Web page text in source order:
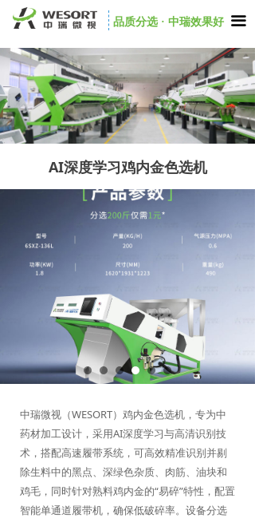
品质分选 · 中瑞效果好 끀
AI深度学习鸡内金色选机
中瑞微视（WESORT）鸡内金色选机，专为中
药材加工设计，采用AI深度学习与高清识别技
术，搭配高速履带系统，可高效精准识别并剔
除生料中的黑点、深绿色杂质、肉筋、油块和
鸡毛，同时针对熟料鸡内金的“易碎”特性，配置
智能单通道履带机，确保低破碎率。设备分选